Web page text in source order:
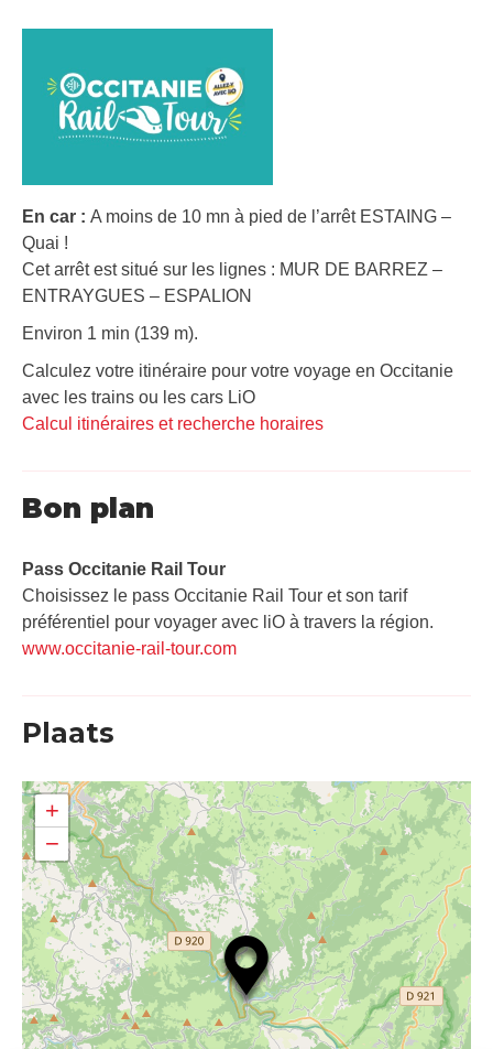
En car : A moins de 10 mn à pied de l’arrêt ESTAING –
Quai !
Cet arrêt est situé sur les lignes : MUR DE BARREZ –
ENTRAYGUES – ESPALION
Environ 1 min (139 m).
Calculez votre itinéraire pour votre voyage en Occitanie
avec les trains ou les cars LiO
Calcul itinéraires et recherche horaires
Bon plan
Pass Occitanie Rail Tour​
Choisissez le pass Occitanie Rail Tour et son tarif
préférentiel pour voyager avec liO à travers la région.
www.occitanie-rail-tour.com
Plaats
+
−